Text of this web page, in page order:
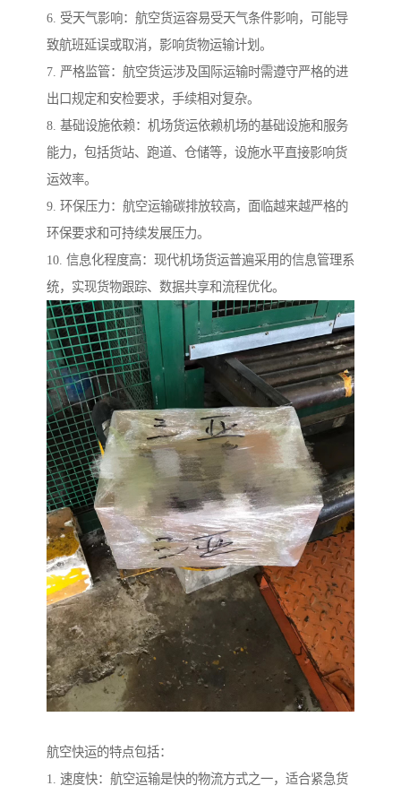
6. 受天气影响：航空货运容易受天气条件影响，可能导
致航班延误或取消，影响货物运输计划。
7. 严格监管：航空货运涉及国际运输时需遵守严格的进
出口规定和安检要求，手续相对复杂。
8. 基础设施依赖：机场货运依赖机场的基础设施和服务
能力，包括货站、跑道、仓储等，设施水平直接影响货
运效率。
9. 环保压力：航空运输碳排放较高，面临越来越严格的
环保要求和可持续发展压力。
10. 信息化程度高：现代机场货运普遍采用的信息管理系
统，实现货物跟踪、数据共享和流程优化。
航空快运的特点包括：
1. 速度快：航空运输是快的物流方式之一，适合紧急货